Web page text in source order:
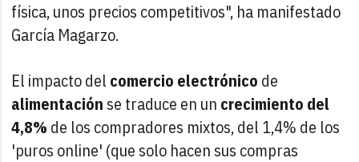
física, unos precios competitivos", ha manifestado
García Magarzo.
El impacto del comercio electrónico de
alimentación se traduce en un crecimiento del
4,8% de los compradores mixtos, del 1,4% de los
'puros online' (que solo hacen sus compras